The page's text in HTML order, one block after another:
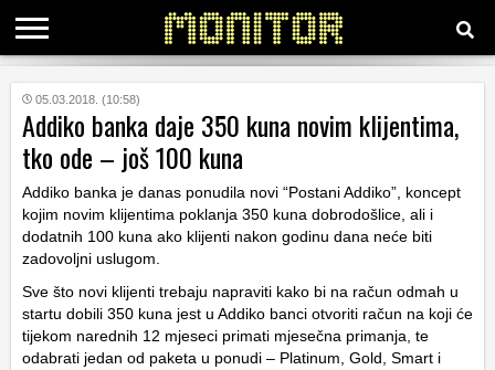
KATEGORIJE
HRVATSKI
05.03.2018. (10:58)
Addiko banka daje 350 kuna novim klijentima,
tko ode – još 100 kuna
Addiko banka je danas ponudila novi “Postani Addiko”, koncept
kojim novim klijentima poklanja 350 kuna dobrodošlice, ali i
dodatnih 100 kuna ako klijenti nakon godinu dana neće biti
zadovoljni uslugom.
Sve što novi klijenti trebaju napraviti kako bi na račun odmah u
startu dobili 350 kuna jest u Addiko banci otvoriti račun na koji će
tijekom narednih 12 mjeseci primati mjesečna primanja, te
odabrati jedan od paketa u ponudi – Platinum, Gold, Smart i